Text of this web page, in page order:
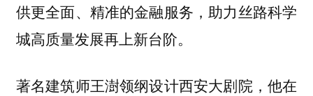
供更全面、精准的金融服务，助力丝路科学
城高质量发展再上新台阶。
著名建筑师王澍领纲设计西安大剧院，他在